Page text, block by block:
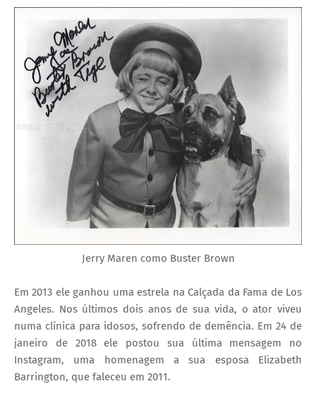
Jerry Maren como Buster Brown
Em 2013 ele ganhou uma estrela na Calçada da Fama de Los
Angeles. Nos últimos dois anos de sua vida, o ator viveu
numa clínica para idosos, sofrendo de demência. Em 24 de
janeiro de 2018 ele postou sua última mensagem no
Instagram, uma homenagem a sua esposa Elizabeth
Barrington, que faleceu em 2011.